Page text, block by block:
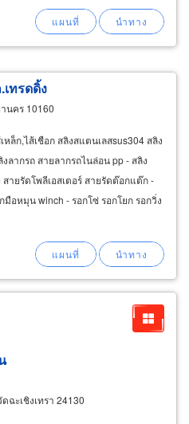
ทรดดิ้ง
นคร 10160
ล็ก,ไส้เชือก สลิงสแตนเลสsus304 สลิง
ลากรถ สายลากรถไนล่อน pp - สลิง
ายรัดโพลีเอสเตอร์ สายรัดต๊อกแต๊ก -
มือหมุน winch - รอกโซ่ รอกโยก รอกวิ่ง
ฉะเชิงเทรา 24130